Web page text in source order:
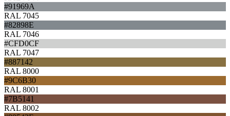
#91969A
RAL 7045
#82898E
RAL 7046
#CFD0CF
RAL 7047
#887142
RAL 8000
#9C6B30
RAL 8001
#7B5141
RAL 8002